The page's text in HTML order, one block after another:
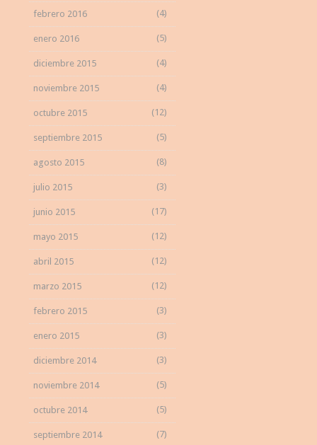
febrero 2016 (4)
enero 2016 (5)
diciembre 2015 (4)
noviembre 2015 (4)
octubre 2015 (12)
septiembre 2015 (5)
agosto 2015 (8)
julio 2015 (3)
junio 2015 (17)
mayo 2015 (12)
abril 2015 (12)
marzo 2015 (12)
febrero 2015 (3)
enero 2015 (3)
diciembre 2014 (3)
noviembre 2014 (5)
octubre 2014 (5)
septiembre 2014 (7)